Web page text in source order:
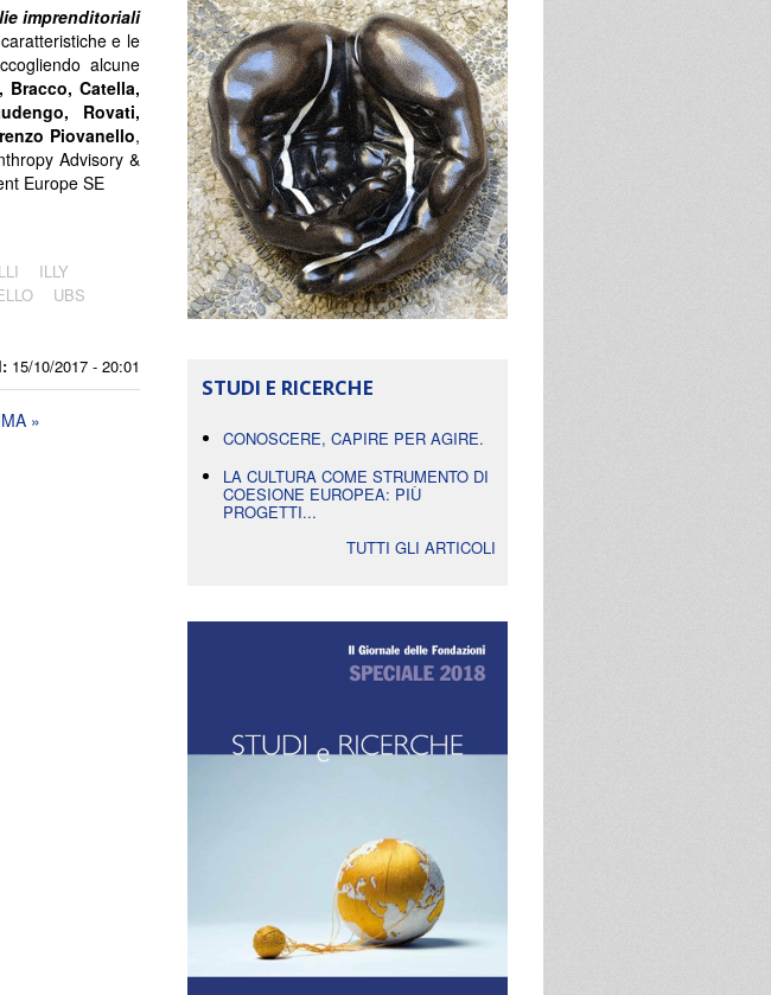
15/10/2017 - 20:01
imprenditoriali
e le
alcune
Bracco, Catella,
Rovati,
Piovanello,
Advisory &
Europe SE
ILLY
UBS
»
STUDI E RICERCHE
CONOSCERE, CAPIRE PER AGIRE.
LA CULTURA COME STRUMENTO DI
COESIONE EUROPEA: PIÙ
PROGETTI...
TUTTI GLI ARTICOLI